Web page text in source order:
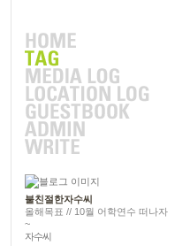
불친절한자수씨
올해목표 // 10월 어학연수 떠나자
~
자수씨